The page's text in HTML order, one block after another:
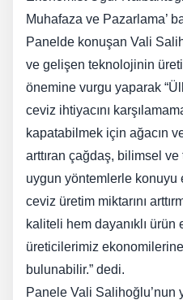
Muhafaza ve Pazarlama’
Panelde konuşan Vali
ve gelişen teknolojinin
önemine vurgu yaparak
ceviz ihtiyacını
kapatabilmek için ağacın
arttıran çağdaş, bilimsel
uygun yöntemlerle konuyu
ceviz üretim miktarını
kaliteli hem dayanıklı
üreticilerimiz
bulunabilir.” dedi.
Panele Vali Salihoğlu’nun